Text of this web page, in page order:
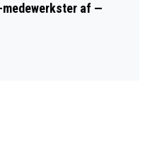
af —